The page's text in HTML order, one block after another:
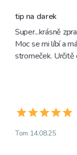
tip na darek
Super...krásně
Moc se mi líbí a
stromeček. Určitě
Tom 14.08.25